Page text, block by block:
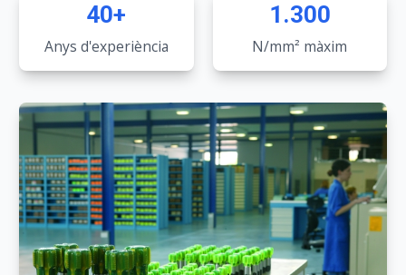
40+
Anys d'experiència
1.300
N/mm² màxim